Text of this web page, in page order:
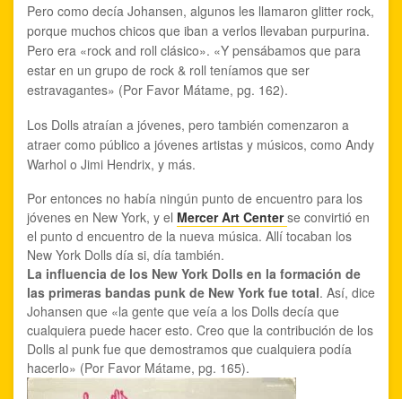
Pero como decía Johansen, algunos les llamaron glitter rock,
porque muchos chicos que iban a verlos llevaban purpurina.
Pero era «rock and roll clásico». «Y pensábamos que para
estar en un grupo de rock & roll teníamos que ser
estravagantes» (Por Favor Mátame, pg. 162).
Los Dolls atraían a jóvenes, pero también comenzaron a
atraer como público a jóvenes artistas y músicos, como Andy
Warhol o Jimi Hendrix, y más.
Por entonces no había ningún punto de encuentro para los
jóvenes en New York, y el Mercer Art Center se convirtió en
el punto d encuentro de la nueva música. Allí tocaban los
New York Dolls día si, día también.
La influencia de los New York Dolls en la formación de
las primeras bandas punk de New York fue total. Así, dice
Johansen que «la gente que veía a los Dolls decía que
cualquiera puede hacer esto. Creo que la contribución de los
Dolls al punk fue que demostramos que cualquiera podía
hacerlo» (Por Favor Mátame, pg. 165).